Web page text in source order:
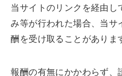
当サイトのリンクを経由し
み等が行われた場合、当サ
酬を受け取ることがありま
報酬の有無にかかわらず、